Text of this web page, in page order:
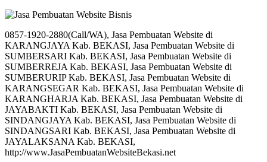
0857-1920-2880(Call/WA), Jasa Pembuatan Website di
KARANGJAYA Kab. BEKASI, Jasa Pembuatan Website di
SUMBERSARI Kab. BEKASI, Jasa Pembuatan Website di
SUMBERREJA Kab. BEKASI, Jasa Pembuatan Website di
SUMBERURIP Kab. BEKASI, Jasa Pembuatan Website di
KARANGSEGAR Kab. BEKASI, Jasa Pembuatan Website di
KARANGHARJA Kab. BEKASI, Jasa Pembuatan Website di
JAYABAKTI Kab. BEKASI, Jasa Pembuatan Website di
SINDANGJAYA Kab. BEKASI, Jasa Pembuatan Website di
SINDANGSARI Kab. BEKASI, Jasa Pembuatan Website di
JAYALAKSANA Kab. BEKASI,
http://www.JasaPembuatanWebsiteBekasi.net